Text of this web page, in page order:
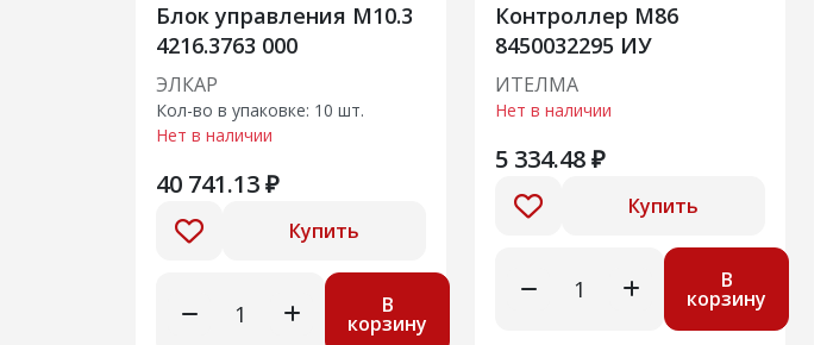
Блок управления М10.3
4216.3763 000
ЭЛКАР
Кол-во в упаковке: 10 шт.
Нет в наличии
40 741.13 ₽
Купить
В
корзину
Контроллер М86
8450032295 ИУ
ИТЕЛМА
Нет в наличии
5 334.48 ₽
Купить
В
корзину